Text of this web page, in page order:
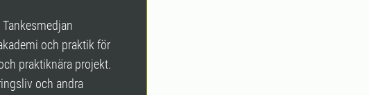
och praktik för
praktiknära projekt.
och andra